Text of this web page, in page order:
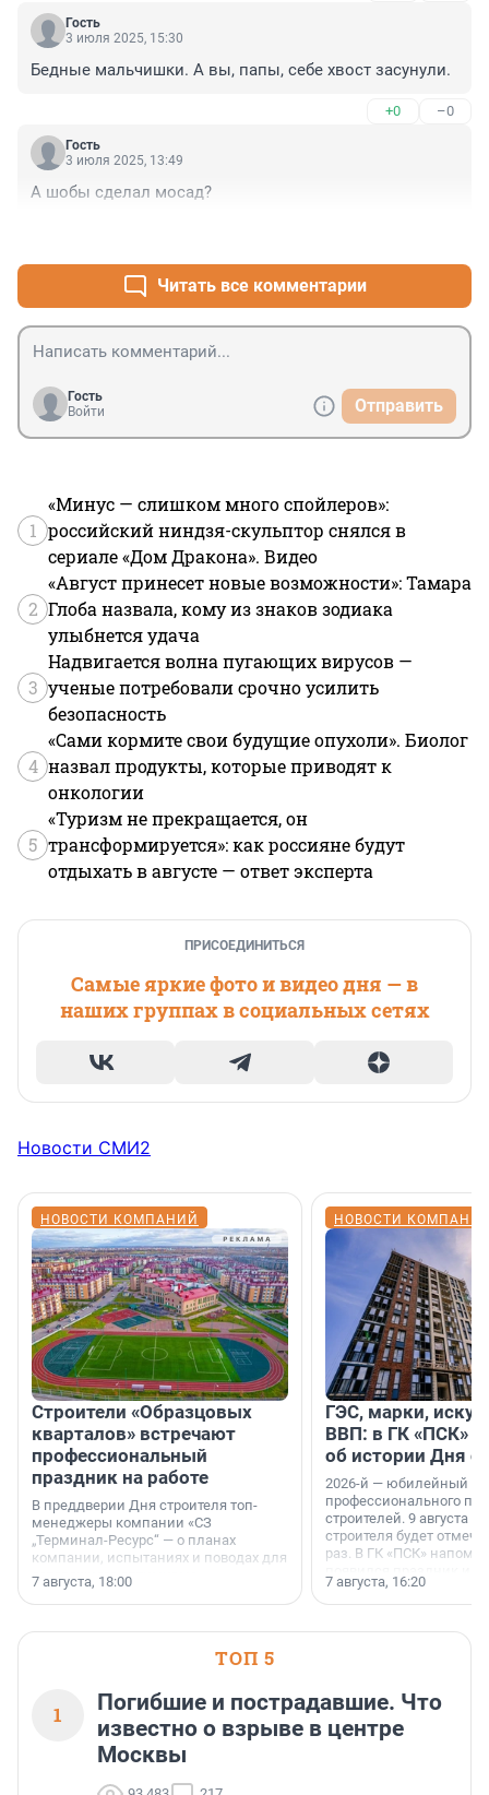
Гость
3 июля 2025, 15:30
Бедные мальчишки. А вы, папы, себе хвост засунули.
+0 –0
Гость
3 июля 2025, 13:49
А шобы сделал мосад?
Читать все комментарии
Гость
Войти
Отправить
1
«Минус — слишком много спойлеров»:
российский ниндзя-скульптор снялся в
сериале «Дом Дракона». Видео
2
«Август принесет новые возможности»: Тамара
Глоба назвала, кому из знаков зодиака
улыбнется удача
3
Надвигается волна пугающих вирусов —
ученые потребовали срочно усилить
безопасность
4
«Сами кормите свои будущие опухоли». Биолог
назвал продукты, которые приводят к
онкологии
5
«Туризм не прекращается, он
трансформируется»: как россияне будут
отдыхать в августе — ответ эксперта
ПРИСОЕДИНИТЬСЯ
Самые яркие фото и видео дня — в
наших группах в социальных сетях
Новости СМИ2
НОВОСТИ КОМПАНИЙ
Строители «Образцовых
кварталов» встречают
профессиональный
праздник на работе
В преддверии Дня строителя топ-
менеджеры компании «СЗ
„Терминал-Ресурс“ — о планах
компании, испытаниях и поводах для
осторожного оптимизма.
7 августа, 18:00
НОВОСТИ
ГЭС, марки,
ВВП: в ГК «ПСК»
об истории Дня
2026-й — юбилейный
профессионального
строителей. 9 августа
строителя будет
раз. В ГК «ПСК»
поменялась роль
7 августа, 16:20
ТОП 5
1
Погибшие и пострадавшие. Что
известно о взрыве в центре
Москвы